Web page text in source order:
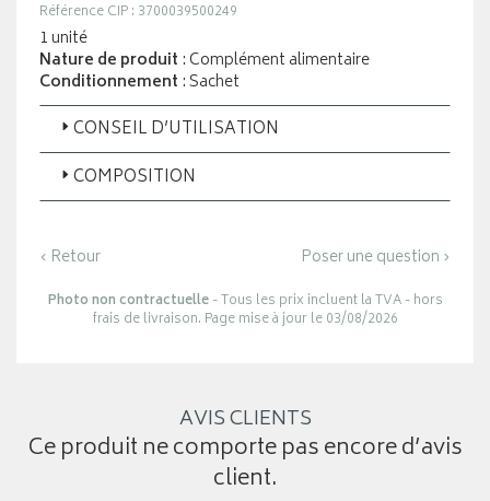
Référence CIP : 3700039500249
1 unité
Nature de produit : Complément alimentaire
Conditionnement : Sachet
CONSEIL D’UTILISATION
COMPOSITION
‹ Retour Poser une question ›
Photo non contractuelle- Tous les prix incluent la TVA - hors
frais de livraison. Page mise à jour le 03/08/2026
AVIS CLIENTS
Ce produit ne comporte pas encore d’avis
client.